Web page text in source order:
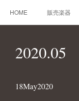
HOME 販売楽器
技術帳 プロフィール
2020.05
18May2020